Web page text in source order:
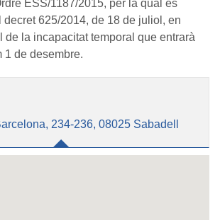
ESS/1187/2015, per la qual es
625/2014, de 18 de juliol, en
de la incapacitat temporal que entrarà
1 de desembre.
234-236, 08025 Sabadell